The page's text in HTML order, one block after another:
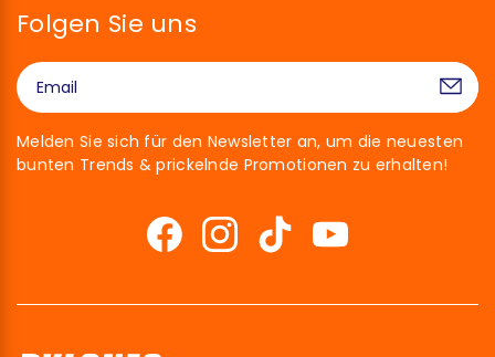
Folgen Sie uns
Melden Sie sich für den Newsletter an, um die neuesten
bunten Trends & prickelnde Promotionen zu erhalten!